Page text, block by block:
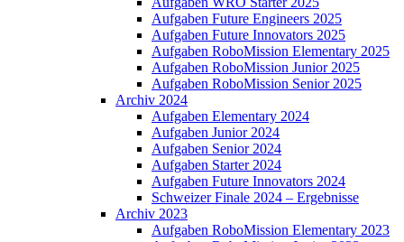
Aufgaben Future Engineers 2025
Aufgaben Future Innovators 2025
Aufgaben RoboMission Elementary 2025
Aufgaben RoboMission Junior 2025
Aufgaben RoboMission Senior 2025
Archiv 2024
Aufgaben Elementary 2024
Aufgaben Junior 2024
Aufgaben Senior 2024
Aufgaben Starter 2024
Aufgaben Future Innovators 2024
Schweizer Finale 2024 – Ergebnisse
Archiv 2023
Aufgaben RoboMission Elementary 2023